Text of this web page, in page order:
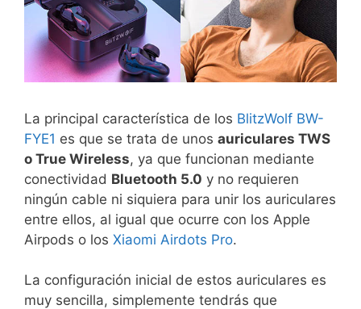
La principal característica de los BlitzWolf BW-
FYE1 es que se trata de unos auriculares TWS
o True Wireless, ya que funcionan mediante
conectividad Bluetooth 5.0 y no requieren
ningún cable ni siquiera para unir los auriculares
entre ellos, al igual que ocurre con los Apple
Airpods o los Xiaomi Airdots Pro.
La configuración inicial de estos auriculares es
muy sencilla, simplemente tendrás que